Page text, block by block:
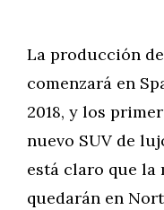
La producción
comenzará en
2018, y los
nuevo SUV de
está claro que la
quedarán en